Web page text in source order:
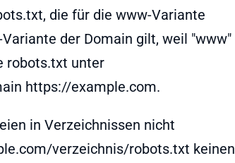
die für die www-Variante
der Domain gilt, weil "www"
robots.txt unter
https://example.com.
in Verzeichnissen nicht
verzeichnis/robots.txt keinen